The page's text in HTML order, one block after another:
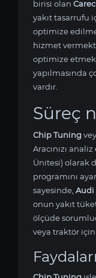
birisi olan
yakıt tasarrufu
optimize
hizmet
optimize
yapılmasında
vardır.
Süreç
Chip Tuning
Aracınızı
Ünitesi) olarak
programını
sayesinde, Audi
onun yakıt
ölçüde
veya traktör